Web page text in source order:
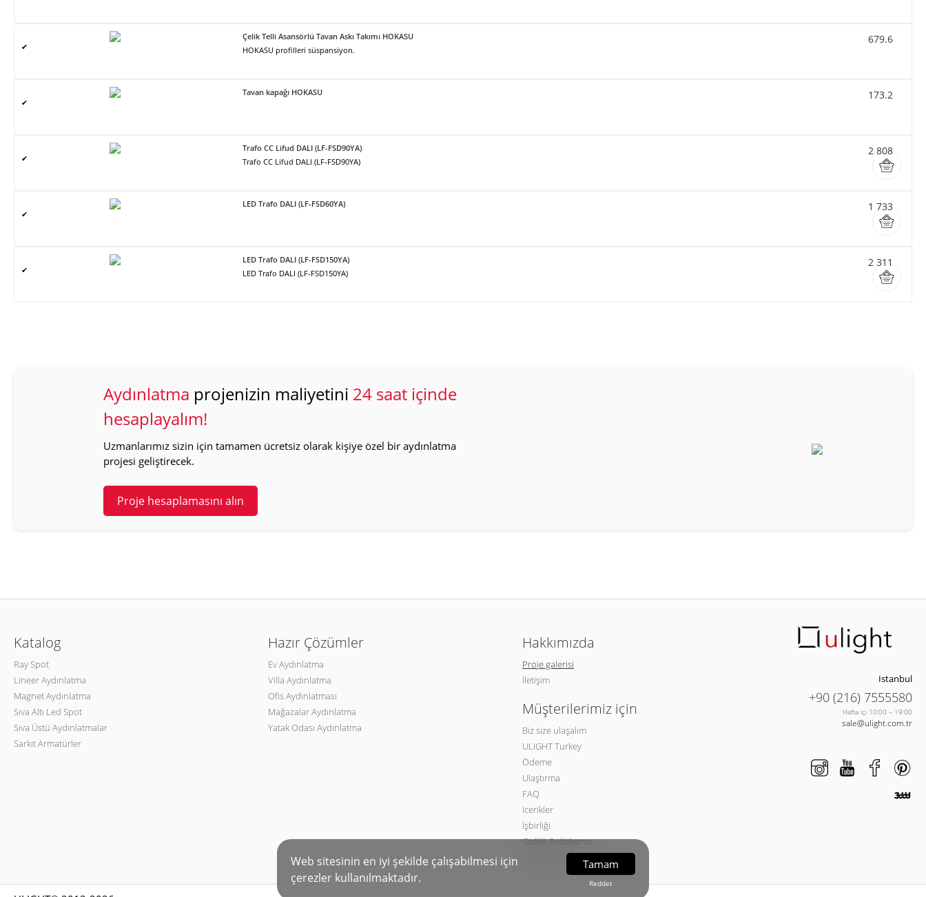
✔
Çelik Telli Asansörlü Tavan Askı Takımı HOKASU
HOKASU profilleri süspansiyon.
679.6
✔
Tavan kapağı HOKASU 173.2
✔
Trafo CC Lifud DALI (LF-FSD90YA)
Trafo CC Lifud DALI (LF-FSD90YA)
2 808
✔
LED Trafo DALI (LF-FSD60YA) 1 733
✔
LED Trafo DALI (LF-FSD150YA)
LED Trafo DALI (LF-FSD150YA)
2 311
Aydınlatma projenizin maliyetini 24 saat içinde
hesaplayalım!
Uzmanlarımız sizin için tamamen ücretsiz olarak kişiye özel bir aydınlatma
projesi geliştirecek.
Proje hesaplamasını alın
Katalog
Ray Spot
Lineer Aydınlatma
Magnet Aydınlatma
Sıva Altı Led Spot
Sıva Üstü Aydınlatmalar
Sarkıt Armatürler
Hazır Çözümler
Ev Aydınlatma
Villa Aydınlatma
Ofis Aydınlatması
Mağazalar Aydınlatma
Yatak Odası Aydınlatma
Hakkımızda
Proje galerisi
İletişim
Müşterilerimiz için
Biz size ulaşalım
ULIGHT Turkey
Ödeme
Ulaştırma
FAQ
Icerikler
İşbirliği
Gizlilik Politikamız
Site haritası
Istanbul
+90 (216) 7555580
Hafta içi 10:00 – 19:00
sale@ulight.com.tr
Web sitesinin en iyi şekilde çalışabilmesi için
çerezler kullanılmaktadır.
Tamam
Reddet